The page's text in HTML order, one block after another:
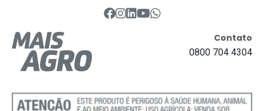
Contato
0800 704 4304